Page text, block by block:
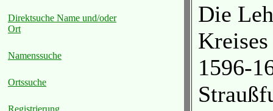
Direktsuche Name und/oder
Ort
Namenssuche
Ortssuche
Registrierung
Die
1596-